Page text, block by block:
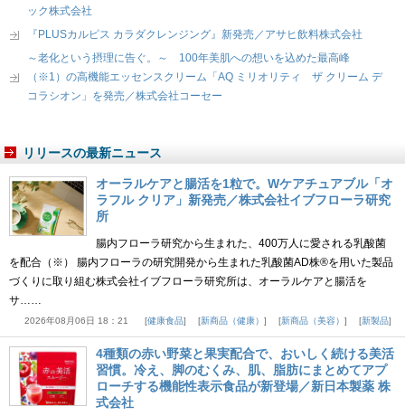
ック株式会社
『PLUSカルピス カラダクレンジング』新発売／アサヒ飲料株式会社
～老化という摂理に告ぐ。～ 100年美肌への想いを込めた最高峰
（※1）の高機能エッセンスクリーム「AQ ミリオリティ ザ クリーム デ
コラシオン」を発売／株式会社コーセー
リリースの最新ニュース
オーラルケアと腸活を1粒で。Wケアチュアブル「オ
ラフル クリア」新発売／株式会社イブフローラ研究
所
腸内フローラ研究から生まれた、400万人に愛される乳酸菌
を配合（※） 腸内フローラの研究開発から生まれた乳酸菌AD株®を用いた製品
づくりに取り組む株式会社イブフローラ研究所は、オーラルケアと腸活を
サ……
2026年08月06日 18：21 健康食品 新商品（健康） 新商品（美容） 新製品
4種類の赤い野菜と果実配合で、おいしく続ける美活
習慣。冷え、脚のむくみ、肌、脂肪にまとめてアプ
ローチする機能性表示食品が新登場／新日本製薬 株
式会社